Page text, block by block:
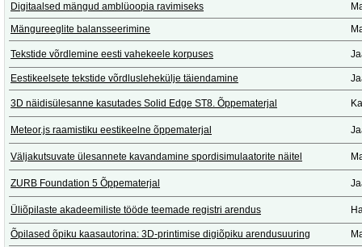
Digitaalsed mängud amblüoopia ravimiseks
Mängureeglite balansseerimine
Tekstide võrdlemine eesti vahekeele korpuses
Eestikeelsete tekstide võrdluslehekülje täiendamine
3D näidisülesanne kasutades Solid Edge ST8. Õppematerjal
Meteor.js raamistiku eestikeelne õppematerjal
Väljakutsuvate ülesannete kavandamine spordisimulaatorite näitel
ZURB Foundation 5 Õppematerjal
Üliõpilaste akadeemiliste tööde teemade registri arendus
Õpilased õpiku kaasautorina: 3D-printimise digiõpiku arendusuuring